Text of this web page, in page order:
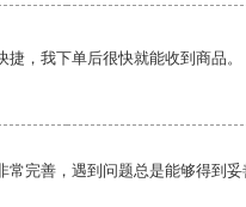
捷，我下单后很快就能收到商品。
常完善，遇到问题总是能够得到